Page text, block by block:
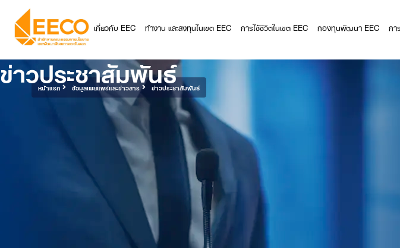
เกี่ยวกับ EEC ทำงาน และลงทุนในเขต EEC การใช้ชีวิตในเขต EEC กองทุนพัฒนา EEC ก
หน้าแรก ข้อมูลเผยแพร่และข่าวสาร ข่าวประชาสัมพันธ์
ข่าวประชาสัมพันธ์